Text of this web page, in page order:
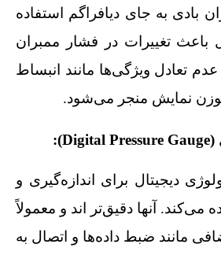
بادی به جای دیافراگم استفاده
تغییرات در فشار ممبران
تعادل ویژگی‌ها مانند انبساط
نمایش منجر می‌شود.
دیجیتال برای اندازه‌گیری و
می‌کند. آنها دقیق‌تر اند و معمولاً
مانند ضبط داده‌ها و اتصال به